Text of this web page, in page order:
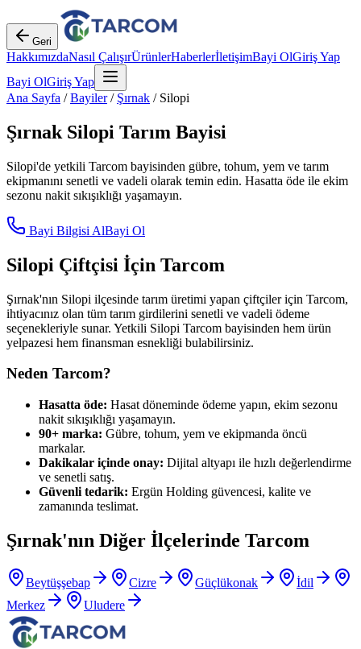
Geri
HakkımızdaNasıl ÇalışırÜrünlerHaberlerİletişimBayi OlGiriş Yap
Bayi OlGiriş Yap
Ana Sayfa /Bayiler/ Şırnak / Silopi
Şırnak Silopi Tarım Bayisi
Silopi'de yetkili Tarcom bayisinden gübre, tohum, yem ve tarım
ekipmanını senetli ve vadeli olarak temin edin. Hasatta öde ile ekim
sezonu nakit sıkışıklığı yaşamayın.
Bayi Bilgisi AlBayi Ol
Silopi Çiftçisi İçin Tarcom
Şırnak'nın Silopi ilçesinde tarım üretimi yapan çiftçiler için Tarcom,
ihtiyacınız olan tüm tarım girdilerini senetli ve vadeli ödeme
seçenekleriyle sunar. Yetkili Silopi Tarcom bayisinden hem ürün
yelpazesi hem finansman esnekliği bulabilirsiniz.
Neden Tarcom?
Hasatta öde: Hasat döneminde ödeme yapın, ekim sezonu
nakit sıkışıklığı yaşamayın.
90+ marka: Gübre, tohum, yem ve ekipmanda öncü
markalar.
Dakikalar içinde onay: Dijital altyapı ile hızlı değerlendirme
ve senetli satış.
Güvenli tedarik: Ergün Holding güvencesi, kalite ve
zamanında teslimat.
Şırnak'nın Diğer İlçelerinde Tarcom
Beytüşşebap Cizre Güçlükonak
İdil
Merkez
Uludere